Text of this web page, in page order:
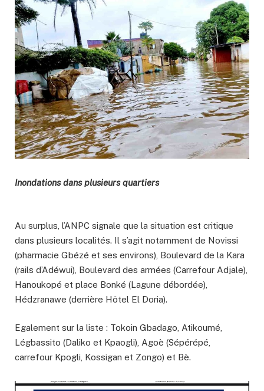
Inondations dans plusieurs quartiers
Au surplus, l’ANPC signale que la situation est critique
dans plusieurs localités. Il s’agit notamment de Novissi
(pharmacie Gbézé et ses environs), Boulevard de la Kara
(rails d’Adéwui), Boulevard des armées (Carrefour Adjale),
Hanoukopé et place Bonké (Lagune débordée),
Hédzranawe (derrière Hôtel El Doria).
Egalement sur la liste : Tokoin Gbadago, Atikoumé,
Légbassito (Daliko et Kpaogli), Agoè (Sépérépé,
carrefour Kpogli, Kossigan et Zongo) et Bè.